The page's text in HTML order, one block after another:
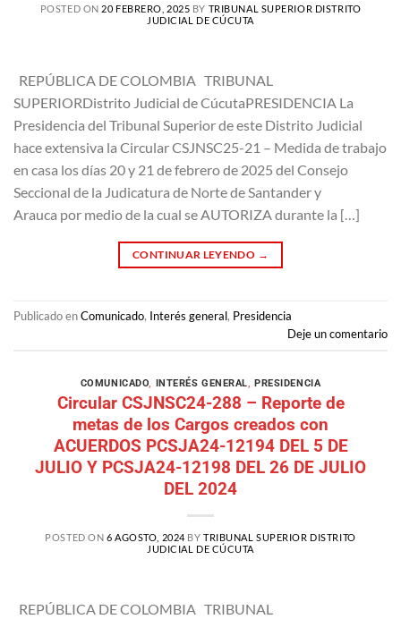
POSTED ON 20 FEBRERO, 2025 BY TRIBUNAL SUPERIOR DISTRITO
JUDICIAL DE CÚCUTA
REPÚBLICA DE COLOMBIA TRIBUNAL
SUPERIORDistrito Judicial de CúcutaPRESIDENCIA La
Presidencia del Tribunal Superior de este Distrito Judicial
hace extensiva la Circular CSJNSC25-21 – Medida de trabajo
en casa los días 20 y 21 de febrero de 2025 del Consejo
Seccional de la Judicatura de Norte de Santander y
Arauca por medio de la cual se AUTORIZA durante la […]
CONTINUAR LEYENDO →
Publicado enComunicado, Interés general, Presidencia
Deje un comentario
COMUNICADO, INTERÉS GENERAL,PRESIDENCIA
Circular CSJNSC24-288 – Reporte de
metas de los Cargos creados con
ACUERDOS PCSJA24-12194 DEL 5 DE
JULIO Y PCSJA24-12198 DEL 26 DE JULIO
DEL 2024
POSTED ON 6 AGOSTO, 2024 BYTRIBUNAL SUPERIOR DISTRITO
JUDICIAL DE CÚCUTA
REPÚBLICA DE COLOMBIA TRIBUNAL